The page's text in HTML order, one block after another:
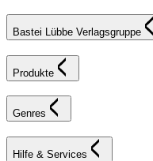
Bastei Lübbe Verlagsgruppe
Produkte
Genres
Hilfe & Services